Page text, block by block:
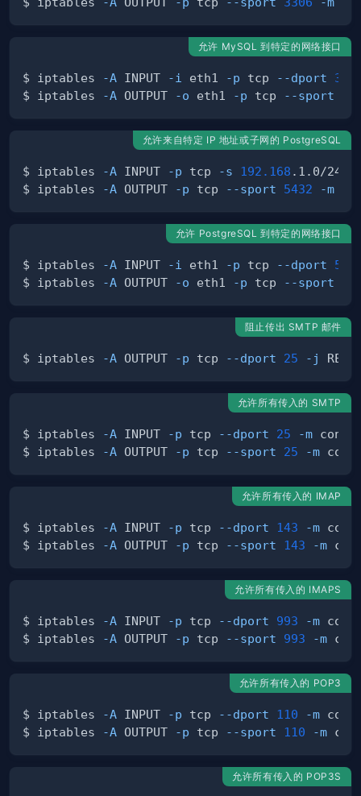
允许 MySQL 到特定的网络接口
$ iptables -A INPUT -i eth1 -p tcp --dport
$ iptables
-A OUTPUT -o eth1 -p tcp --sport
允许来自特定 IP 地址或子网的 PostgreSQL
$ iptables -A INPUT -p tcp -s 192.168 .1.0/24
$ iptables
-A OUTPUT -p tcp --sport 5432 -m
允许 PostgreSQL 到特定的网络接口
$ iptables -A INPUT -i eth1 -p tcp --dport
$ iptables
-A OUTPUT -o eth1 -p tcp --sport
阻止传出 SMTP 邮件
$ iptables -A OUTPUT -p tcp --dport 25 -j
允许所有传入的 SMTP
$ iptables -A INPUT -p tcp --dport 25 -m
$ iptables
-A OUTPUT -p tcp --sport 25 -m
允许所有传入的 IMAP
$ iptables -A INPUT -p tcp --dport 143 -m
$ iptables
-A OUTPUT -p tcp --sport 143 -m
允许所有传入的 IMAPS
$ iptables -A INPUT -p tcp --dport 993 -m
$ iptables
-A OUTPUT -p tcp --sport 993 -m
允许所有传入的 POP3
$ iptables -A INPUT -p tcp --dport 110 -m
$ iptables
-A OUTPUT -p tcp --sport 110 -m
允许所有传入的 POP3S